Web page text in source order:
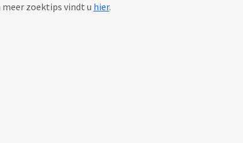
meer zoektips vindt u hier.